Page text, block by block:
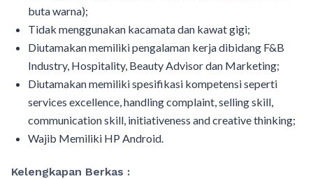
buta warna);
Tidak menggunakan kacamata dan kawat gigi;
Diutamakan memiliki pengalaman kerja dibidang F&B
Industry, Hospitality, Beauty Advisor dan Marketing;
Diutamakan memiliki spesifikasi kompetensi seperti
services excellence, handling complaint, selling skill,
communication skill, initiativeness and creative thinking;
Wajib Memiliki HP Android.
Kelengkapan Berkas :